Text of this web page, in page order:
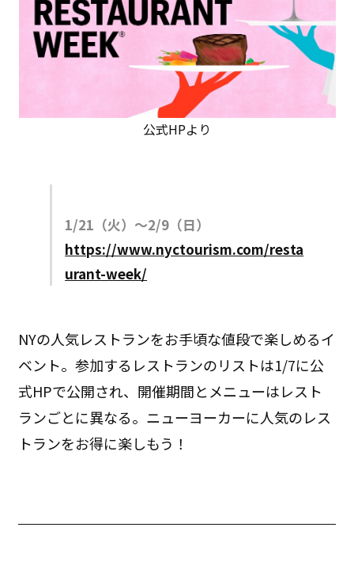
公式HPより
1/21（火）〜2/9（日）
https://www.nyctourism.com/resta
urant-week/
NYの人気レストランをお手頃な値段で楽しめるイ
ベント。参加するレストランのリストは1/7に公
式HPで公開され、開催期間とメニューはレスト
ランごとに異なる。ニューヨーカーに人気のレス
トランをお得に楽しもう！